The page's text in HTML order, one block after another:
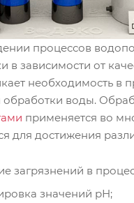
процессов
в зависимости от
необходимость в
обработки воды.
применяется во
для достижения
загрязнений в
значений рН;